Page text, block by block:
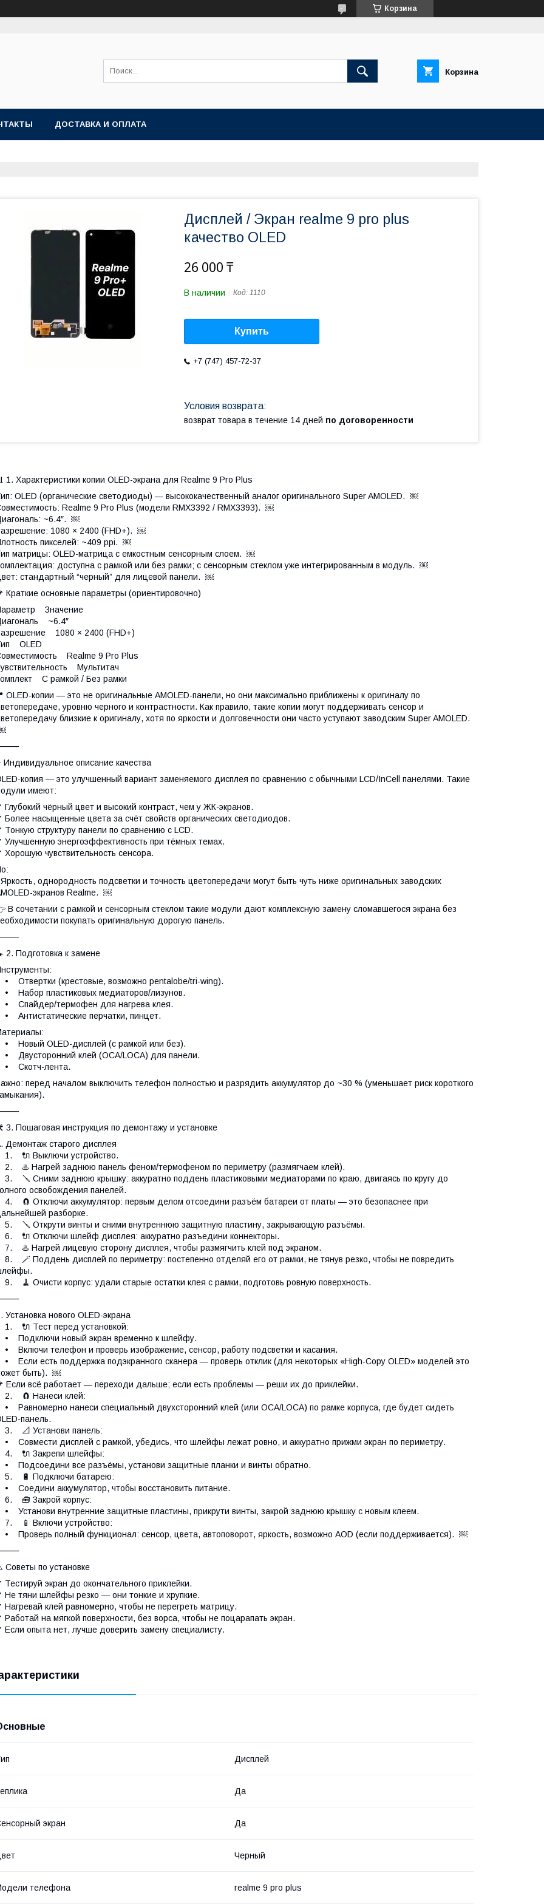
Корзина
Корзина
ДОСТАВКА И ОПЛАТА
Дисплей / Экран realme 9 pro plus
качество OLED
26 000 ₸
В наличии Код: 1110
Купить
+7 (747) 457-72-37
возврат товара в течение 14 дней по договоренности
1. Характеристики копии OLED-экрана для Realme 9 Pro Plus
OLED (органические светодиоды) — высококачественный аналог оригинального Super AMOLED. ￼
Realme 9 Pro Plus (модели RMX3392 / RMX3393). ￼
~6.4″. ￼
1080 × 2400 (FHD+). ￼
пикселей: ~409 ppi. ￼
матрицы: OLED-матрица с емкостным сенсорным слоем. ￼
доступна с рамкой или без рамки; с сенсорным стеклом уже интегрированным в модуль. ￼
стандартный “черный” для лицевой панели. ￼
Краткие основные параметры (ориентировочно)
Значение
~6.4″
1080 × 2400 (FHD+)
OLED
Realme 9 Pro Plus
Мультитач
С рамкой / Без рамки
OLED-копии — это не оригинальные AMOLED-панели, но они максимально приближены к оригиналу по
уровню черного и контрастности. Как правило, такие копии могут поддерживать сенсор и
близкие к оригиналу, хотя по яркости и долговечности они часто уступают заводским Super AMOLED.
Индивидуальное описание качества
копия — это улучшенный вариант заменяемого дисплея по сравнению с обычными LCD/InCell панелями. Такие
имеют:
Глубокий чёрный цвет и высокий контраст, чем у ЖК-экранов.
Более насыщенные цвета за счёт свойств органических светодиодов.
Тонкую структуру панели по сравнению с LCD.
Улучшенную энергоэффективность при тёмных темах.
Хорошую чувствительность сенсора.
Яркость, однородность подсветки и точность цветопередачи могут быть чуть ниже оригинальных заводских
экранов Realme. ￼
В сочетании с рамкой и сенсорным стеклом такие модули дают комплексную замену сломавшегося экрана без
покупать оригинальную дорогую панель.
2. Подготовка к замене
• Отвертки (крестовые, возможно pentalobe/tri-wing).
• Набор пластиковых медиаторов/лизунов.
• Спайдер/термофен для нагрева клея.
• Антистатические перчатки, пинцет.
• Новый OLED-дисплей (с рамкой или без).
• Двусторонний клей (OCA/LOCA) для панели.
• Скотч-лента.
перед началом выключить телефон полностью и разрядить аккумулятор до ~30 % (уменьшает риск короткого
3. Пошаговая инструкция по демонтажу и установке
Демонтаж старого дисплея
1. 🔌 Выключи устройство.
2. ♨️ Нагрей заднюю панель феном/термофеном по периметру (размягчаем клей).
3. 🪛 Сними заднюю крышку: аккуратно поддень пластиковыми медиаторами по краю, двигаясь по кругу до
освобождения панелей.
4. 🧲 Отключи аккумулятор: первым делом отсоедини разъём батареи от платы — это безопаснее при
разборке.
5. 🪛 Открути винты и сними внутреннюю защитную пластину, закрывающую разъёмы.
6. 🔌 Отключи шлейф дисплея: аккуратно разъедини коннекторы.
7. ♨️ Нагрей лицевую сторону дисплея, чтобы размягчить клей под экраном.
8. 🪄 Поддень дисплей по периметру: постепенно отделяй его от рамки, не тянув резко, чтобы не повредить
9. 🧹 Очисти корпус: удали старые остатки клея с рамки, подготовь ровную поверхность.
Установка нового OLED-экранa
1. 🔌 Тест перед установкой:
• Подключи новый экран временно к шлейфу.
• Включи телефон и проверь изображение, сенсор, работу подсветки и касания.
• Если есть поддержка подэкранного сканера — проверь отклик (для некоторых «High-Copy OLED» моделей это
быть). ￼
Если всё работает — переходи дальше; если есть проблемы — реши их до приклейки.
2. 🧲 Нанеси клей:
• Равномерно нанеси специальный двухсторонний клей (или OCA/LOCA) по рамке корпуса, где будет сидеть
панель.
3. 📐 Установи панель:
• Совмести дисплей с рамкой, убедись, что шлейфы лежат ровно, и аккуратно прижми экран по периметру.
4. 🔌 Закрепи шлейфы:
• Подсоедини все разъёмы, установи защитные планки и винты обратно.
5. 🔋 Подключи батарею:
• Соедини аккумулятор, чтобы восстановить питание.
6. 🧰 Закрой корпус:
• Установи внутренние защитные пластины, прикрути винты, закрой заднюю крышку с новым клеем.
7. 📱 Включи устройство:
• Проверь полный функционал: сенсор, цвета, автоповорот, яркость, возможно AOD (если поддерживается). ￼
Советы по установке
Тестируй экран до окончательного приклейки.
Не тяни шлейфы резко — они тонкие и хрупкие.
Нагревай клей равномерно, чтобы не перегреть матрицу.
Работай на мягкой поверхности, без ворса, чтобы не поцарапать экран.
Если опыта нет, лучше доверить замену специалисту.
Дисплей
Да
экран Да
Черный
телефона realme 9 pro plus